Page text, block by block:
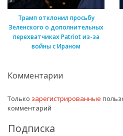
Трамп отклонил просьбу
Зеленского о дополнительных
перехватчиках Patriot из-за
войны с Ираном
Комментарии
Только зарегистрированные
комментарий
Подписка